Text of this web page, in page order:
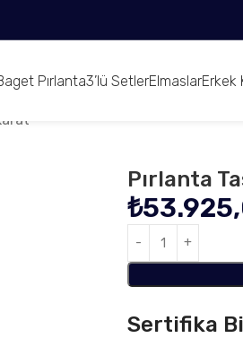
Pırlanta3’lü SetlerElmaslarErkek
Pırlanta
₺
Sertifika